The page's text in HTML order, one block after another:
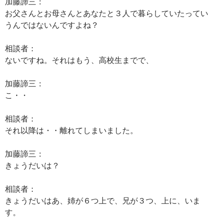
お父さんとお母さんとあなたと３人で暮らしていたってい
うんではないんですよね？
相談者：
ないですね。それはもう、高校生までで、
加藤諦三：
こ・・
相談者：
それ以降は・・離れてしまいました。
加藤諦三：
きょうだいは？
相談者：
きょうだいはあ、姉が６つ上で、兄が３つ、上に、いま
す。